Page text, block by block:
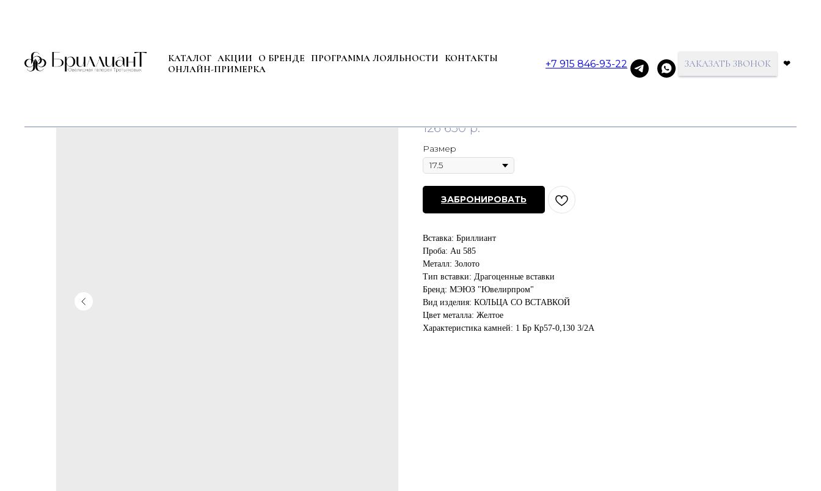
КАТАЛОГ АКЦИИ О БРЕНДЕ ПРОГРАММА ЛОЯЛЬНОСТИ
КОНТАКТЫ
ОНЛАЙН-ПРИМЕРКА
+7 915 846-93-22 ЗАКАЗАТЬ ЗВОНОК ❤
126 650 р.
Размер
ЗАБРОНИРОВАТЬ
Вставка: Бриллиант
Проба: Au 585
Металл: Золото
Тип вставки: Драгоценные вставки
Бренд: МЭЮЗ "Ювелирпром"
Вид изделия: КОЛЬЦА СО ВСТАВКОЙ
Цвет металла: Желтое
Характеристика камней: 1 Бр Кp57-0,130 3/2А